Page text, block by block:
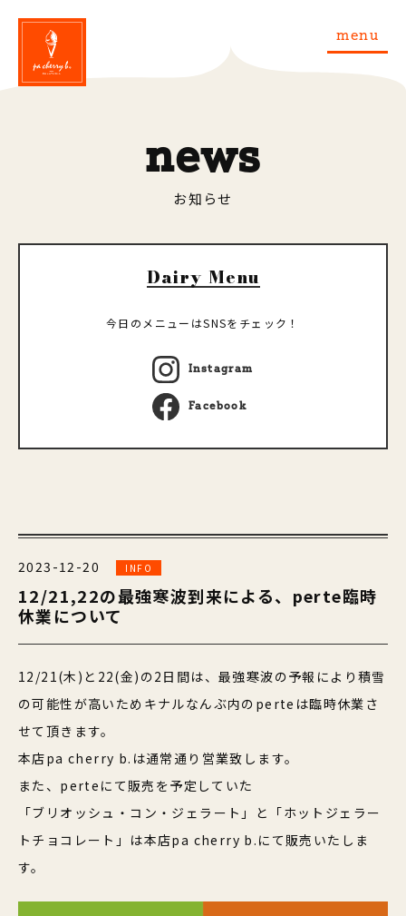
menu
news
お知らせ
Dairy Menu
今日のメニューはSNSをチェック！
Instagram
Facebook
2023-12-20 INFO
12/21,22の最強寒波到来による、perte臨時
休業について
12/21(木)と22(金)の2日間は、最強寒波の予報により積雪
の可能性が高いためキナルなんぶ内のperteは臨時休業さ
せて頂きます。
本店pa cherry b.は通常通り営業致します。
また、perteにて販売を予定していた
「ブリオッシュ・コン・ジェラート」と「ホットジェラー
トチョコレート」は本店pa cherry b.にて販売いたしま
す。